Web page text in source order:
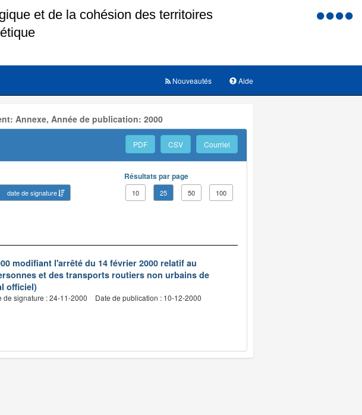
Menu
Aide
Nouveautés
Annexe, Année de publication: 2000
PDF CSV Courriel
date de signature
Résultats par page
10 25 50 100
modifiant l'arrêté du 14 février 2000 relatif au
et des transports routiers non urbains de
officiel)
de signature : 24-11-2000 Date de publication : 10-12-2000